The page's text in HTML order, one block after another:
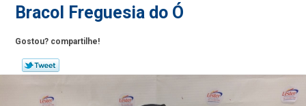
Bracol Freguesia do Ó
Gostou? compartilhe!